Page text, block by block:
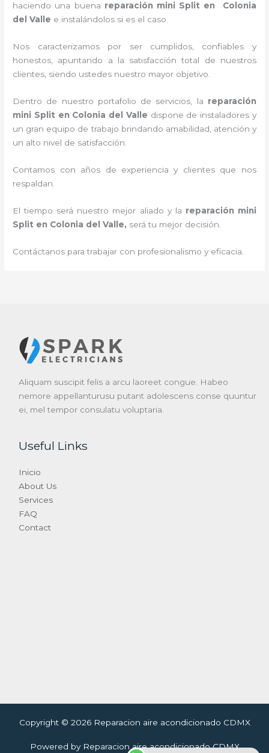
haciendo una buena reparación mini Split en Colonia
del Valle e instalándolos si es el caso.
Nos caracterizamos por ser cumplidos, confiables y
honestos, apuntando a la satisfacción total de nuestros
clientes, siendo ustedes nuestro mayor objetivo.
Dentro de nuestro portafolio de servicios, la reparación
mini Split en Colonia del Valle dispone de instaladores y
un gran equipo de trabajo brindando amabilidad, atención y
un alto nivel de satisfacción.
Contamos con años de experiencia y clientes que nos
respaldan.
El tiempo será nuestro mejor aliado y la reparación mini
Split en Colonia del Valle, será tu mejor decisión.
Contáctanos para trabajar con profesionalismo y eficacia.
Aliquam suscipit felis a arcu laoreet congue. Habeo
nemore appellanturusu putant adolescens conse quuntur
ei, mel tempor consulatu voluptaria.
Useful Links
Inicio
About Us
Services
FAQ
Contact
Copyright © 2026 Reparacion aire acondicionado CDMX
Powered by Reparacion aire acondicionado CDMX